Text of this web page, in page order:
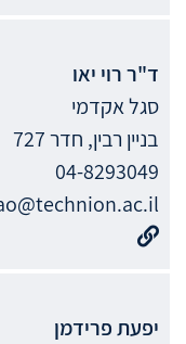
ד"ררוי יאו
סגל אקדמי
בניין רבין, חדר 727
04-8293049
יפעתפרידמן